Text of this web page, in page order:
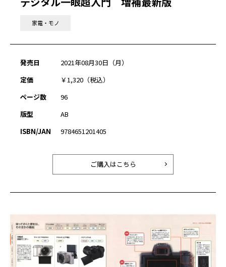
家電・モノ
発売日
2021年08月30日（月）
定価
￥1,320（税込）
ページ数
96
版型
AB
ISBN/JAN
9784651201405
ご購入はこちら